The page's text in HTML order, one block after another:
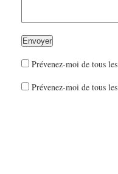
Prévenez-moi de tous
Prévenez-moi de tous